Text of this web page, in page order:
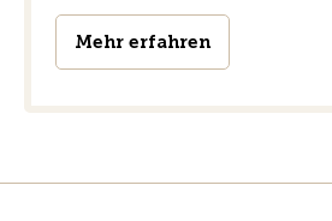
Mehr erfahren